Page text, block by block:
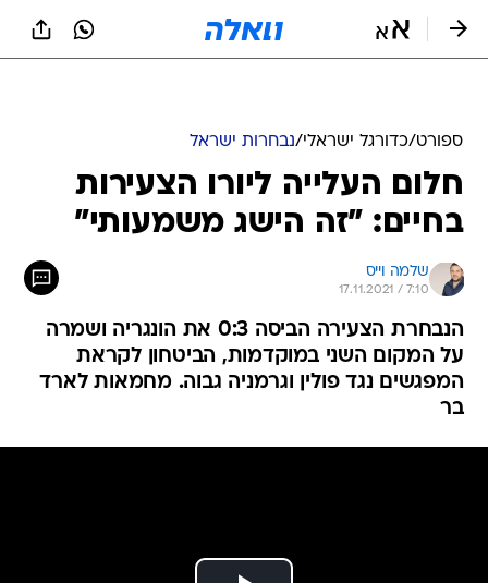
ספורט/כדורגל ישראלי/נבחרות ישראל
חלום העלייה ליורו הצעירות
בחיים: "זה הישג משמעותי"
שלמה וייס
17.11.2021 / 7:10
הנבחרת הצעירה הביסה 0:3 את הונגריה ושמרה
על המקום השני במוקדמות, הביטחון לקראת
המפגשים נגד פולין וגרמניה גבוה. מחמאות לארד
בר